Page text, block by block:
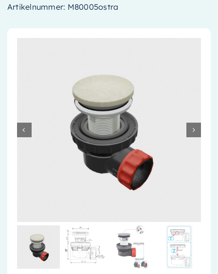
Installatiemateriaal
Klimaatbeheersing
Artikelnummer: M80005ostra